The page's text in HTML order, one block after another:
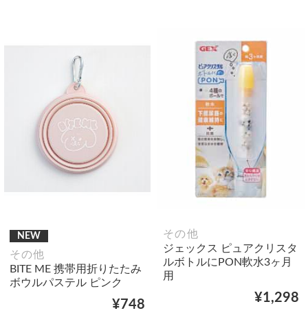
NEW
その他
BITE ME 携帯用折りたたみ
ボウルパステル ピンク
¥748
その他
ジェックス ピュアクリスタ
ルボトルにPON軟水3ヶ月
用
¥1,298